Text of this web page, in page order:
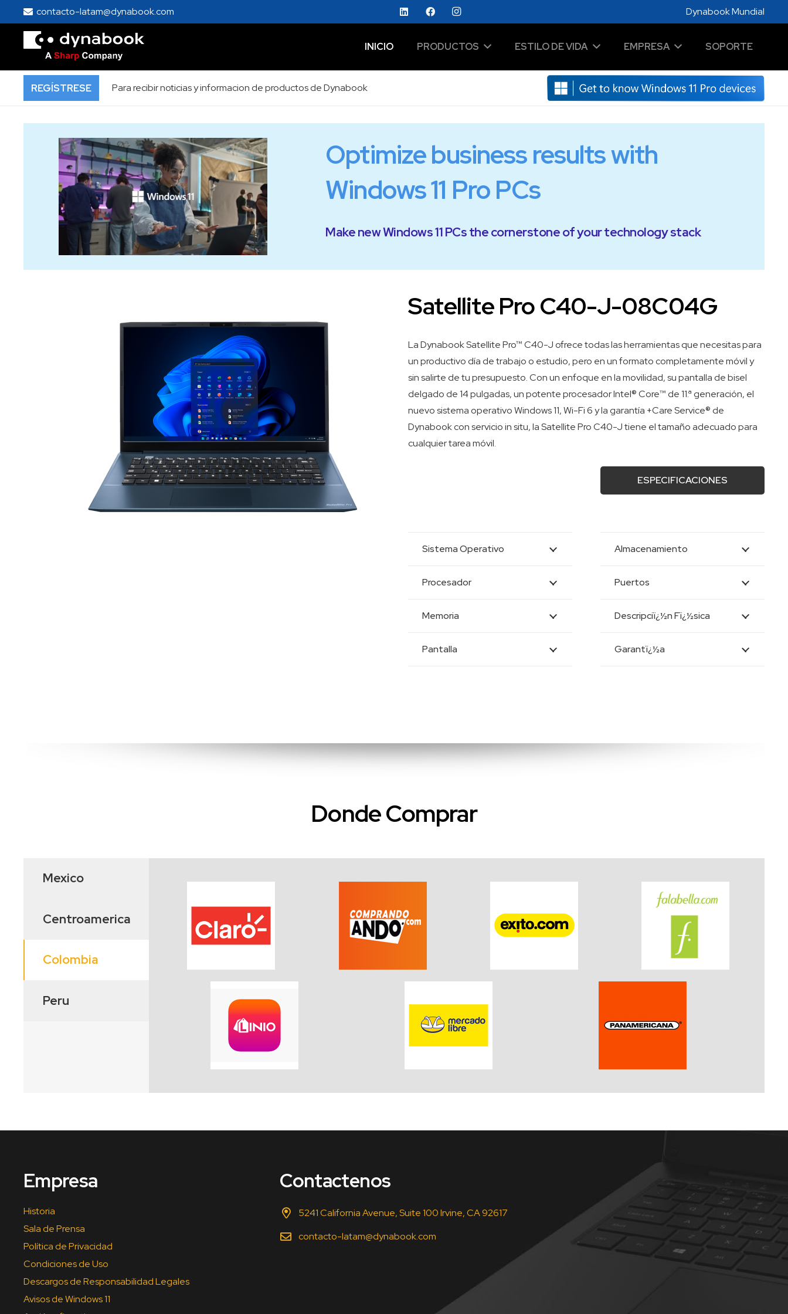
contacto-latam@dynabook.com Dynabook Mundial
INICIO PRODUCTOS ESTILO DE VIDA EMPRESA SOPORTE
REGÍSTRESE Para recibir noticias y informacion de productos de Dynabook
Optimize business results with
Windows 11 Pro PCs
Make new Windows 11 PCs the cornerstone of your technology stack
Satellite Pro C40-J-08C04G
La Dynabook Satellite Pro™ C40-J ofrece todas las herramientas que necesitas para
un productivo día de trabajo o estudio, pero en un formato completamente móvil y
sin salirte de tu presupuesto. Con un enfoque en la movilidad, su pantalla de bisel
delgado de 14 pulgadas, un potente procesador Intel® Core™ de 11.ª generación, el
nuevo sistema operativo Windows 11, Wi-Fi 6 y la garantía +Care Service® de
Dynabook con servicio in situ, la Satellite Pro C40-J tiene el tamaño adecuado para
cualquier tarea móvil.
ESPECIFICACIONES
Sistema Operativo
Procesador
Memoria
Pantalla
Almacenamiento
Puertos
Descripciï¿½n Fï¿½sica
Garantï¿½a
Donde Comprar
Mexico
Centroamerica
Colombia
Peru
Empresa
Historia
Sala de Prensa
Política de Privacidad
Condiciones de Uso
Descargos de Responsabilidad Legales
Avisos de Windows 11
Contactenos
5241 California Avenue, Suite 100 Irvine, CA 92617
contacto-latam@dynabook.com